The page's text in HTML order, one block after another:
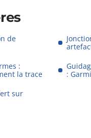
de
:
la trace
:
sur